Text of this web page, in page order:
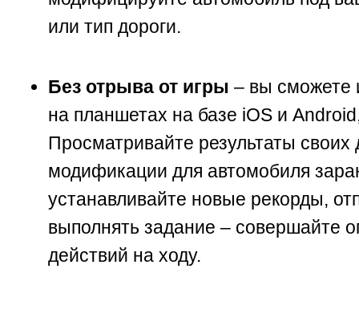
или тип дороги.
Без отрыва от игры – вы сможете
на планшетах на базе iOS и
Просматривайте результаты своих
модификации для автомобиля
устанавливайте новые рекорды,
выполнять задание – совершайте
действий на ходу.